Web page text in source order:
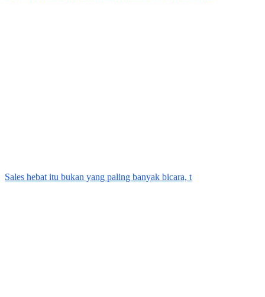
Sales hebat itu bukan yang paling banyak bicara, t